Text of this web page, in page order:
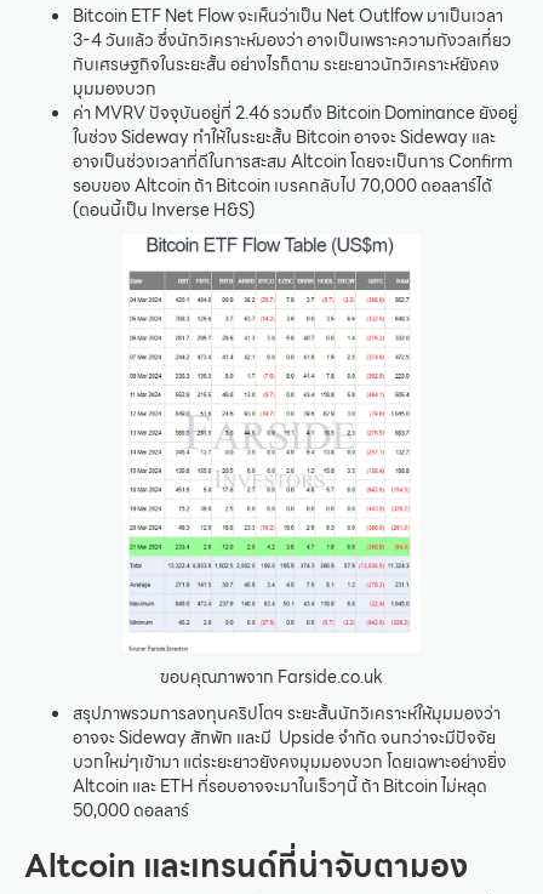
Bitcoin ETF Net Flow จะเห็นว่าเป็น Net Outlfow มาเป็นเวลา
3-4 วันแล้ว ซึ่งนักวิเคราะห์มองว่า อาจเป็นเพราะความกังวลเกี่ยว
กับเศรษฐกิจในระยะสั้น อย่างไรก็ตาม ระยะยาวนักวิเคราะห์ยังคง
มุมมองบวก
ค่า MVRV ปัจจุบันอยู่ที่ 2.46 รวมถึง Bitcoin Dominance ยังอยู่
ในช่วง Sideway ทำให้ในระยะสั้น Bitcoin อาจจะ Sideway และ
อาจเป็นช่วงเวลาที่ดีในการสะสม Altcoin โดยจะเป็นการ Confirm
รอบของ Altcoin ถ้า Bitcoin เบรคกลับไป 70,000 ดอลลาร์ได้
(ตอนนี้เป็น Inverse H&S)
ขอบคุณภาพจาก Farside.co.uk
สรุปภาพรวมการลงทุนคริปโตฯ ระยะสั้นนักวิเคราะห์ให้มุมมองว่า
อาจจะ Sideway สักพัก และมี Upside จำกัด จนกว่าจะมีปัจจัย
บวกใหม่ๆเข้ามา แต่ระยะยาวยังคงมุมมองบวก โดยเฉพาะอย่างยิ่ง
Altcoin และ ETH ที่รอบอาจจะมาในเร็วๆนี้ ถ้า Bitcoin ไม่หลุด
50,000 ดอลลาร์
Altcoin และเทรนด์ที่น่าจับตามอง